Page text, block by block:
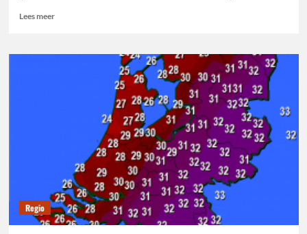
Lees meerLees
Eerste
Regio